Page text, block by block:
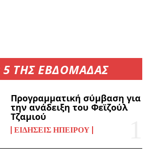
5 ΤΗΣ ΕΒΔΟΜΑΔΑΣ
Προγραμματική σύμβαση για
την ανάδειξη του Φεϊζούλ
Τζαμιού
ΕΙΔΉΣΕΙΣ ΗΠΕΊΡΟΥ